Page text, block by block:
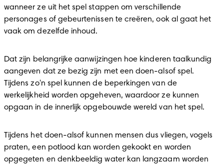
wanneer ze uit het spel stappen om verschillende
personages of gebeurtenissen te creëren, ook al gaat het
vaak om dezelfde inhoud.
Dat zijn belangrijke aanwijzingen hoe kinderen taalkundig
aangeven dat ze bezig zijn met een doen-alsof spel.
Tijdens zo'n spel kunnen de beperkingen van de
werkelijkheid worden opgeheven, waardoor ze kunnen
opgaan in de innerlijk opgebouwde wereld van het spel.
Tijdens het doen-alsof kunnen mensen dus vliegen, vogels
praten, een potlood kan worden gekookt en worden
opgegeten en denkbeeldig water kan langzaam worden